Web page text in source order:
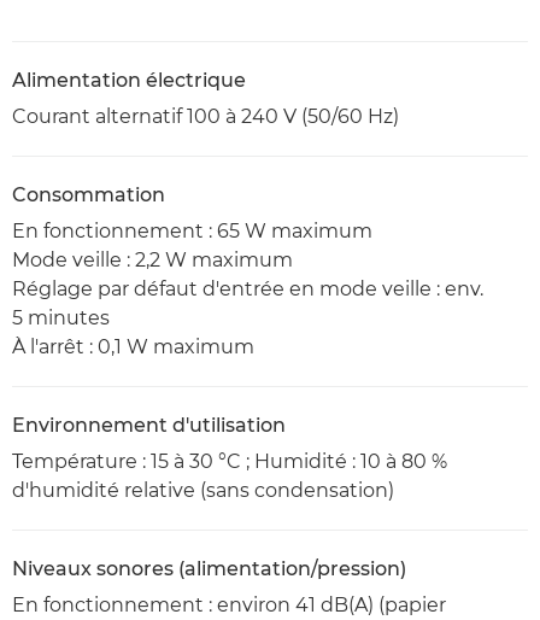
Alimentation électrique
Courant alternatif 100 à 240 V (50/60 Hz)
Consommation
En fonctionnement : 65 W maximum
Mode veille : 2,2 W maximum
Réglage par défaut d'entrée en mode veille : env.
5 minutes
À l'arrêt : 0,1 W maximum
Environnement d'utilisation
Température : 15 à 30 °C ; Humidité : 10 à 80 %
d'humidité relative (sans condensation)
Niveaux sonores (alimentation/pression)
En fonctionnement : environ 41 dB(A) (papier